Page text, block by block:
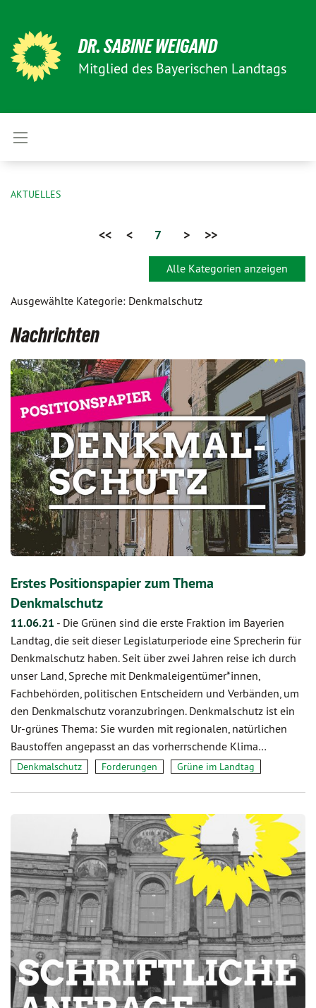
DR. SABINE WEIGAND
Mitglied des Bayerischen Landtags
AKTUELLES
<< < 7 > >>
Alle Kategorien anzeigen
Ausgewählte Kategorie: Denkmalschutz
Nachrichten
Erstes Positionspapier zum Thema
Denkmalschutz
11.06.21 - Die Grünen sind die erste Fraktion im Bayerien
Landtag, die seit dieser Legislaturperiode eine Sprecherin für
Denkmalschutz haben. Seit über zwei Jahren reise ich durch
unser Land, Spreche mit Denkmaleigentümer*innen,
Fachbehörden, politischen Entscheidern und Verbänden, um
den Denkmalschutz voranzubringen. Denkmalschutz ist ein
Ur-grünes Thema: Sie wurden mit regionalen, natürlichen
Baustoffen angepasst an das vorherrschende Klima…
Denkmalschutz Forderungen Grüne im Landtag